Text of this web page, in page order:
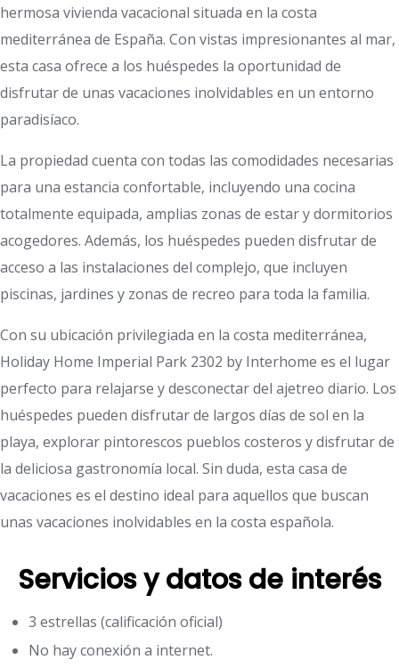
hermosa vivienda vacacional situada en la costa
mediterránea de España. Con vistas impresionantes al mar,
esta casa ofrece a los huéspedes la oportunidad de
disfrutar de unas vacaciones inolvidables en un entorno
paradisíaco.
La propiedad cuenta con todas las comodidades necesarias
para una estancia confortable, incluyendo una cocina
totalmente equipada, amplias zonas de estar y dormitorios
acogedores. Además, los huéspedes pueden disfrutar de
acceso a las instalaciones del complejo, que incluyen
piscinas, jardines y zonas de recreo para toda la familia.
Con su ubicación privilegiada en la costa mediterránea,
Holiday Home Imperial Park 2302 by Interhome es el lugar
perfecto para relajarse y desconectar del ajetreo diario. Los
huéspedes pueden disfrutar de largos días de sol en la
playa, explorar pintorescos pueblos costeros y disfrutar de
la deliciosa gastronomía local. Sin duda, esta casa de
vacaciones es el destino ideal para aquellos que buscan
unas vacaciones inolvidables en la costa española.
Servicios y datos de interés
3 estrellas (calificación oficial)
No hay conexión a internet.